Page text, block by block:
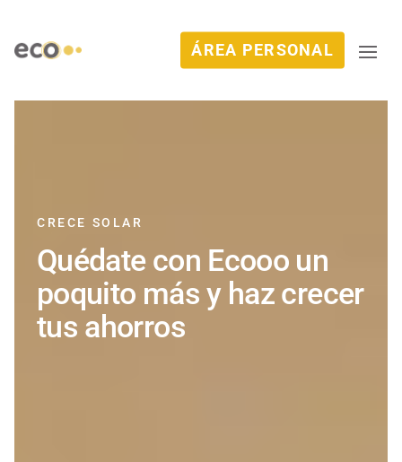
ÁREA PERSONAL
CRECE SOLAR
Quédate con Ecooo un
poquito más y haz crecer
tus ahorros